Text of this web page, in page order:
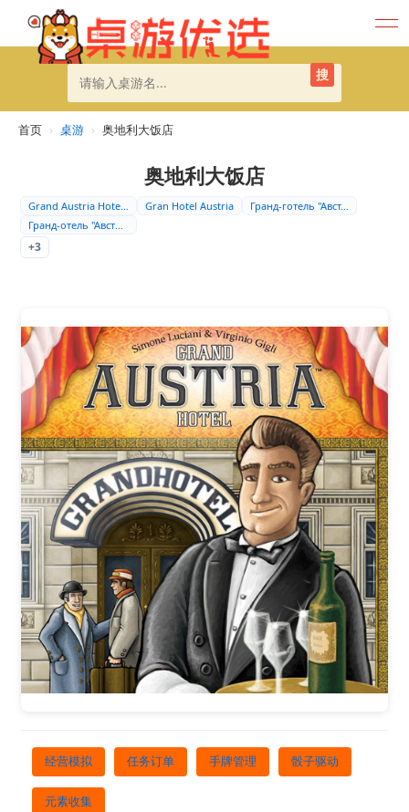
搜
首页 › 桌游 › 奥地利大饭店
奥地利大饭店
Grand Austria Hote… Gran Hotel Austria
Гранд-готель "Авст…
Гранд-отель "Австр…
+3
经营模拟 任务订单 手牌管理 骰子驱动
元素收集